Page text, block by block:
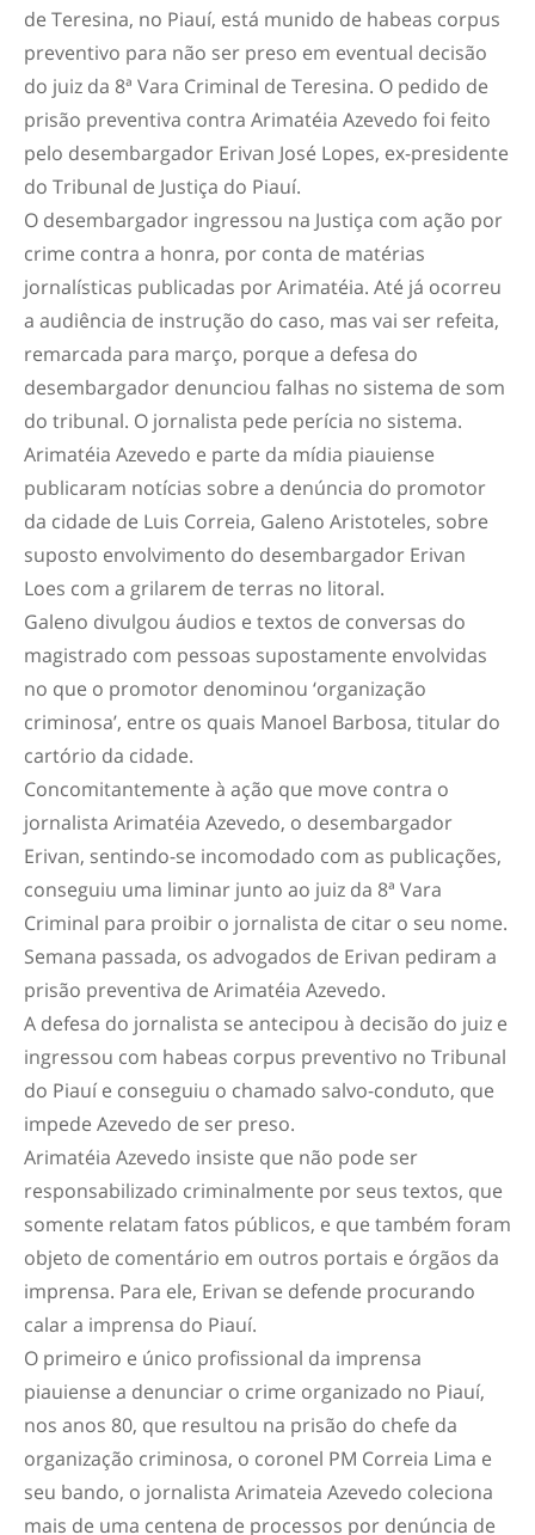
de Teresina, no Piauí, está munido de habeas corpus
preventivo para não ser preso em eventual decisão
do juiz da 8ª Vara Criminal de Teresina. O pedido de
prisão preventiva contra Arimatéia Azevedo foi feito
pelo desembargador Erivan José Lopes, ex-presidente
do Tribunal de Justiça do Piauí.
O desembargador ingressou na Justiça com ação por
crime contra a honra, por conta de matérias
jornalísticas publicadas por Arimatéia. Até já ocorreu
a audiência de instrução do caso, mas vai ser refeita,
remarcada para março, porque a defesa do
desembargador denunciou falhas no sistema de som
do tribunal. O jornalista pede perícia no sistema.
Arimatéia Azevedo e parte da mídia piauiense
publicaram notícias sobre a denúncia do promotor
da cidade de Luis Correia, Galeno Aristoteles, sobre
suposto envolvimento do desembargador Erivan
Loes com a grilarem de terras no litoral.
Galeno divulgou áudios e textos de conversas do
magistrado com pessoas supostamente envolvidas
no que o promotor denominou ‘organização
criminosa’, entre os quais Manoel Barbosa, titular do
cartório da cidade.
Concomitantemente à ação que move contra o
jornalista Arimatéia Azevedo, o desembargador
Erivan, sentindo-se incomodado com as publicações,
conseguiu uma liminar junto ao juiz da 8ª Vara
Criminal para proibir o jornalista de citar o seu nome.
Semana passada, os advogados de Erivan pediram a
prisão preventiva de Arimatéia Azevedo.
A defesa do jornalista se antecipou à decisão do juiz e
ingressou com habeas corpus preventivo no Tribunal
do Piauí e conseguiu o chamado salvo-conduto, que
impede Azevedo de ser preso.
Arimatéia Azevedo insiste que não pode ser
responsabilizado criminalmente por seus textos, que
somente relatam fatos públicos, e que também foram
objeto de comentário em outros portais e órgãos da
imprensa. Para ele, Erivan se defende procurando
calar a imprensa do Piauí.
O primeiro e único profissional da imprensa
piauiense a denunciar o crime organizado no Piauí,
nos anos 80, que resultou na prisão do chefe da
organização criminosa, o coronel PM Correia Lima e
seu bando, o jornalista Arimateia Azevedo coleciona
mais de uma centena de processos por denúncia de